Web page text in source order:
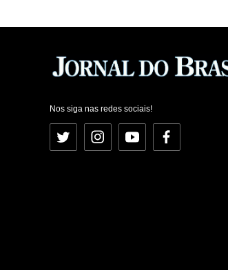
Nos siga nas redes sociais!
Twitter InstagramYouTubeFacebook